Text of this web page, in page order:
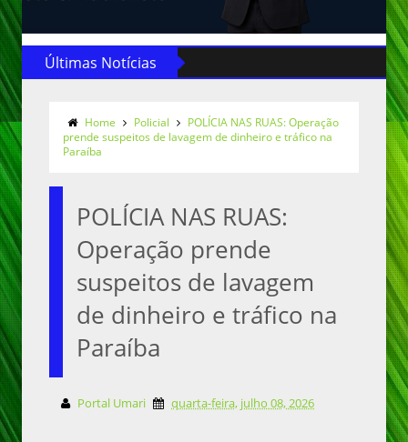
Últimas Notícias
Home Policial
POLÍCIA NAS RUAS: Operação
prende suspeitos de lavagem de dinheiro e tráfico na
Paraíba
POLÍCIA NAS RUAS:
Operação prende
suspeitos de lavagem
de dinheiro e tráfico na
Paraíba
Portal Umari quarta-feira, julho 08, 2026